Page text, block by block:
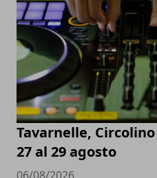
Tavarnelle,
27 al 29 agosto